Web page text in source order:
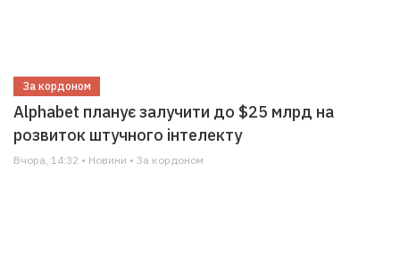
За кордоном
Alphabet планує залучити до $25 млрд на
розвиток штучного інтелекту
Вчора, 14:32 • Новини • За кордоном